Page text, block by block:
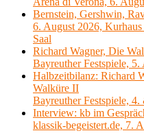
Bernstein, Gershwin,
6. August 2026,
Saal
Richard Wagner, Die
Bayreuther Festspiele, 5.
Halbzeitbilanz: Richard
Walküre II
Bayreuther Festspiele,
Interview: kb im
klassik-begeistert.de, 7.